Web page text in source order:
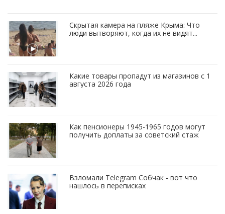
Скрытая камера на пляже Крыма: Что
люди вытворяют, когда их не видят...
Какие товары пропадут из магазинов с 1
августа 2026 года
Как пенсионеры 1945-1965 годов могут
получить доплаты за советский стаж
Взломали Telegram Собчак - вот что
нашлось в переписках